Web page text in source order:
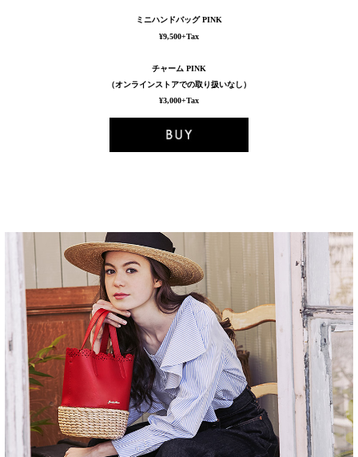
ミニハンドバッグ PINK
¥9,500+Tax
チャーム PINK
（オンラインストアでの取り扱いなし）
¥3,000+Tax